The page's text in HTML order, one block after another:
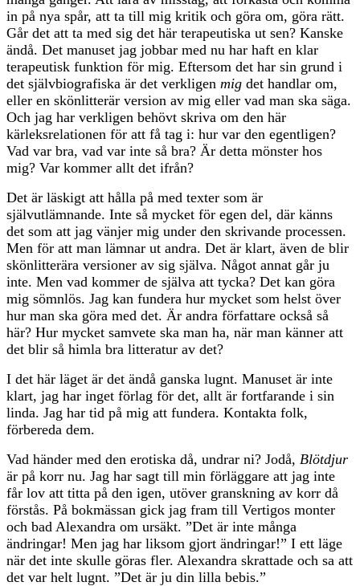
in på nya spår, att ta till mig kritik och göra om, göra rätt.
Går det att ta med sig det här terapeutiska ut sen? Kanske
ändå. Det manuset jag jobbar med nu har haft en klar
terapeutisk funktion för mig. Eftersom det har sin grund i
det självbiografiska är det verkligen mig det handlar om,
eller en skönlitterär version av mig eller vad man ska säga.
Och jag har verkligen behövt skriva om den här
kärleksrelationen för att få tag i: hur var den egentligen?
Vad var bra, vad var inte så bra? Är detta mönster hos
mig? Var kommer allt det ifrån?
Det är läskigt att hålla på med texter som är
självutlämnande. Inte så mycket för egen del, där känns
det som att jag vänjer mig under den skrivande processen.
Men för att man lämnar ut andra. Det är klart, även de blir
skönlitterära versioner av sig själva. Något annat går ju
inte. Men vad kommer de själva att tycka? Det kan göra
mig sömnlös. Jag kan fundera hur mycket som helst över
hur man ska göra med det. Är andra författare också så
här? Hur mycket samvete ska man ha, när man känner att
det blir så himla bra litteratur av det?
I det här läget är det ändå ganska lugnt. Manuset är inte
klart, jag har inget förlag för det, allt är fortfarande i sin
linda. Jag har tid på mig att fundera. Kontakta folk,
förbereda dem.
Vad händer med den erotiska då, undrar ni? Jodå, Blötdjur
är på korr nu. Jag har sagt till min förläggare att jag inte
får lov att titta på den igen, utöver granskning av korr då
förstås. På bokmässan gick jag fram till Vertigos monter
och bad Alexandra om ursäkt. ”Det är inte många
ändringar! Men jag har liksom gjort ändringar!” I ett läge
när det inte skulle göras fler. Alexandra skrattade och sa att
det var helt lugnt. ”Det är ju din lilla bebis.”